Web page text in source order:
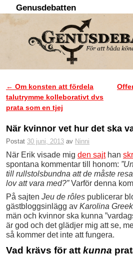
Genusdebatten
Inläggsnavigering
← Om konsten att fördela
talutrymme kolleborativt dvs
prata som en tjej
När kvinnor vet hur det ska
Postat 30 juni, 2013 av Ninni
När Erik visade mig den sajthan
spontana kommentar till honom:
till rullstolsbundna att de måste
lov att vara med?”Varför denna
På sajten Jeu de rôles publicerar
gästbloggsinlägg av Karolina
män och kvinnor ska kunna
är god och det glädjer mig att se,
så kommer det inte att fungera.
Vad krävs för att kunna